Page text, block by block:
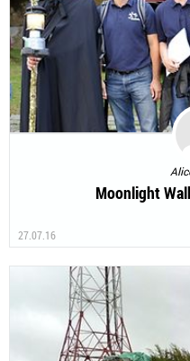
Moonlight
27.07.16